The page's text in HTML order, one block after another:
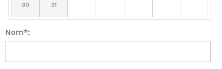
30 31
Nom*: